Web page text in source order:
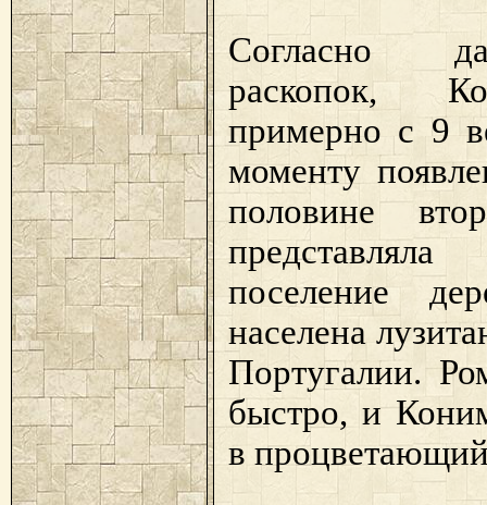
Согласно
раскопок,
примерно с 9
моменту
половине
поселение
населена
Португалии.
быстро, и
в